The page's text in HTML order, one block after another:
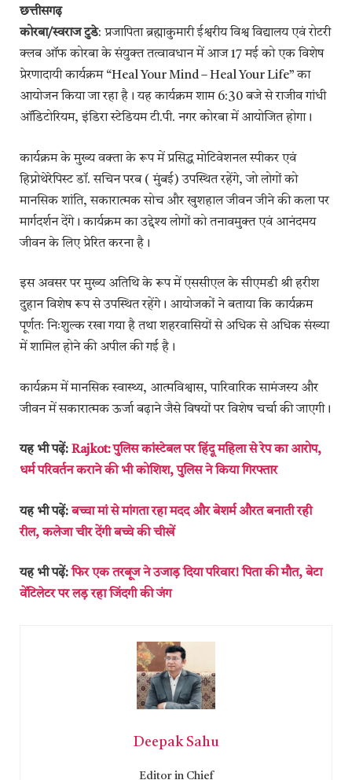
छत्तीसगढ़
कोरबा/स्वराज टुडे: प्रजापिता ब्रह्माकुमारी ईश्वरीय विश्व विद्यालय एवं रोटरी
क्लब ऑफ कोरबा के संयुक्त तत्वावधान में आज 17 मई को एक विशेष
प्रेरणादायी कार्यक्रम “Heal Your Mind – Heal Your Life” का
आयोजन किया जा रहा है। यह कार्यक्रम शाम 6:30 बजे से राजीव गांधी
ऑडिटोरियम, इंडिरा स्टेडियम टी.पी. नगर कोरबा में आयोजित होगा।
कार्यक्रम के मुख्य वक्ता के रूप में प्रसिद्ध मोटिवेशनल स्पीकर एवं
हिप्नोथेरेपिस्ट डॉ. सचिन परब ( मुंबई) उपस्थित रहेंगे, जो लोगों को
मानसिक शांति, सकारात्मक सोच और खुशहाल जीवन जीने की कला पर
मार्गदर्शन देंगे। कार्यक्रम का उद्देश्य लोगों को तनावमुक्त एवं आनंदमय
जीवन के लिए प्रेरित करना है।
इस अवसर पर मुख्य अतिथि के रूप में एससीएल के सीएमडी श्री हरीश
दुहान विशेष रूप से उपस्थित रहेंगे। आयोजकों ने बताया कि कार्यक्रम
पूर्णतः निःशुल्क रखा गया है तथा शहरवासियों से अधिक से अधिक संख्या
में शामिल होने की अपील की गई है।
कार्यक्रम में मानसिक स्वास्थ्य, आत्मविश्वास, पारिवारिक सामंजस्य और
जीवन में सकारात्मक ऊर्जा बढ़ाने जैसे विषयों पर विशेष चर्चा की जाएगी।
यह भी पढ़ें: Rajkot: पुलिस कांस्टेबल पर हिंदू महिला से रेप का आरोप,
धर्म परिवर्तन कराने की भी कोशिश, पुलिस ने किया गिरफ्तार
यह भी पढ़ें: बच्चा मां से मांगता रहा मदद और बेशर्म औरत बनाती रही
रील, कलेजा चीर देंगी बच्चे की चीखें
यह भी पढ़ें:फिर एक तरबूज ने उजाड़ दिया परिवार! पिता की मौत, बेटा
वेंटिलेटर पर लड़ रहा जिंदगी की जंग
Deepak Sahu
Editor in Chief